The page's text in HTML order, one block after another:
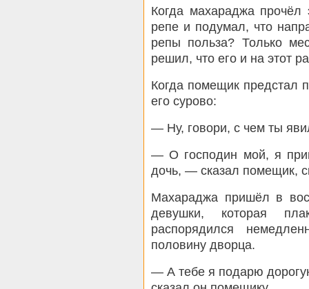
Когда махараджа
репе и подумал, что
репы польза? Только
решил, что его и на этот
Когда помещик предстал
его сурово:
— Ну, говори, с чем ты
— О господин мой, я
дочь, — сказал помещик,
Махараджа пришёл в
девушки, которая
распорядился
половину дворца.
— А тебе я подарю